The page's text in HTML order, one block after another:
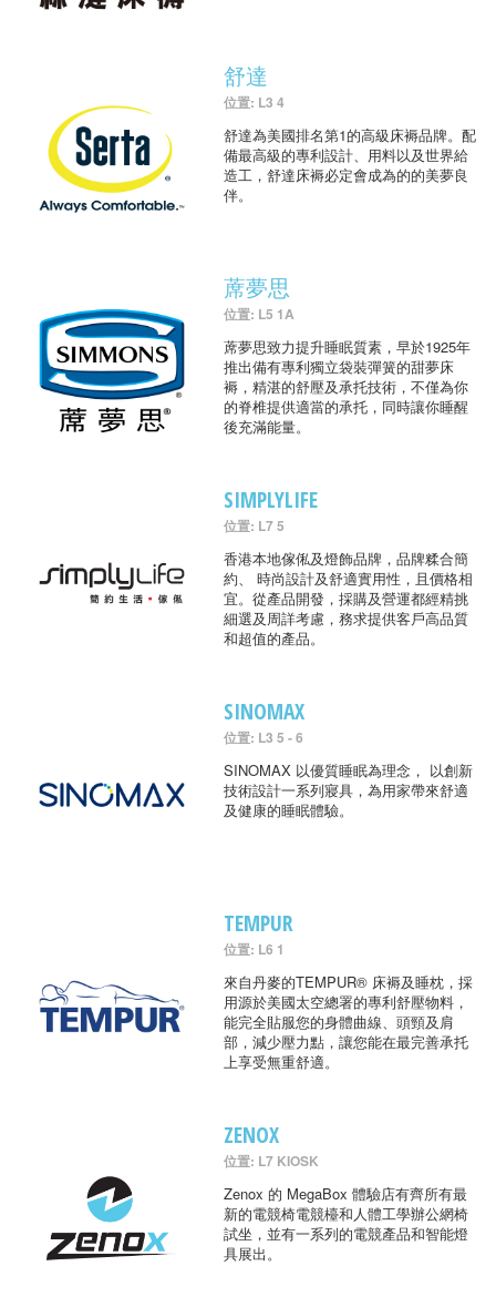
舒達
位置: L3 4
舒達為美國排名第1的高級床褥品牌。配
備最高級的專利設計、用料以及世界給
造工，舒達床褥必定會成為的的美夢良
伴。
蓆夢思
位置: L5 1A
蓆夢思致力提升睡眠質素，早於1925年
推出備有專利獨立袋裝彈簧的甜夢床
褥，精湛的舒壓及承托技術，不僅為你
的脊椎提供適當的承托，同時讓你睡醒
後充滿能量。
SIMPLYLIFE
位置: L7 5
香港本地傢俬及燈飾品牌，品牌糅合簡
約、 時尚設計及舒適實用性，且價格相
宜。從產品開發，採購及營運都經精挑
細選及周詳考慮，務求提供客戶高品質
和超值的產品。
SINOMAX
位置: L3 5 - 6
SINOMAX 以優質睡眠為理念， 以創新
技術設計一系列寢具，為用家帶來舒適
及健康的睡眠體驗。
TEMPUR
位置: L6 1
來自丹麥的TEMPUR® 床褥及睡枕，採
用源於美國太空總署的專利舒壓物料，
能完全貼服您的身體曲線、頭頸及肩
部，減少壓力點，讓您能在最完善承托
上享受無重舒適。
ZENOX
位置: L7 KIOSK
Zenox 的 MegaBox 體驗店有齊所有最
新的電競椅電競檯和人體工學辦公網椅
試坐，並有一系列的電競產品和智能燈
具展出。